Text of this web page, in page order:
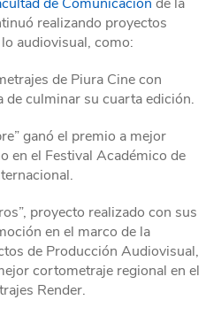
de Comunicación de la
realizando proyectos
audiovisual, como:
de Piura Cine con
de culminar su cuarta edición.
ganó el premio a mejor
en el Festival Académico de
proyecto realizado con sus
en el marco de la
de Producción Audiovisual,
cortometraje regional en el
Render.